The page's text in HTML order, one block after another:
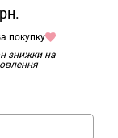
покупку
знижки на